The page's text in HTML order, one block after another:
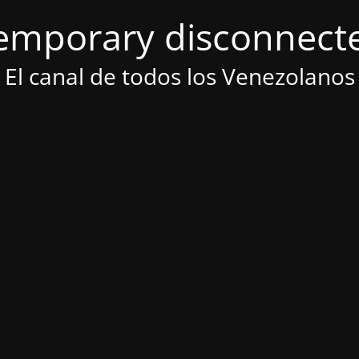
El canal de todos los Venezolanos